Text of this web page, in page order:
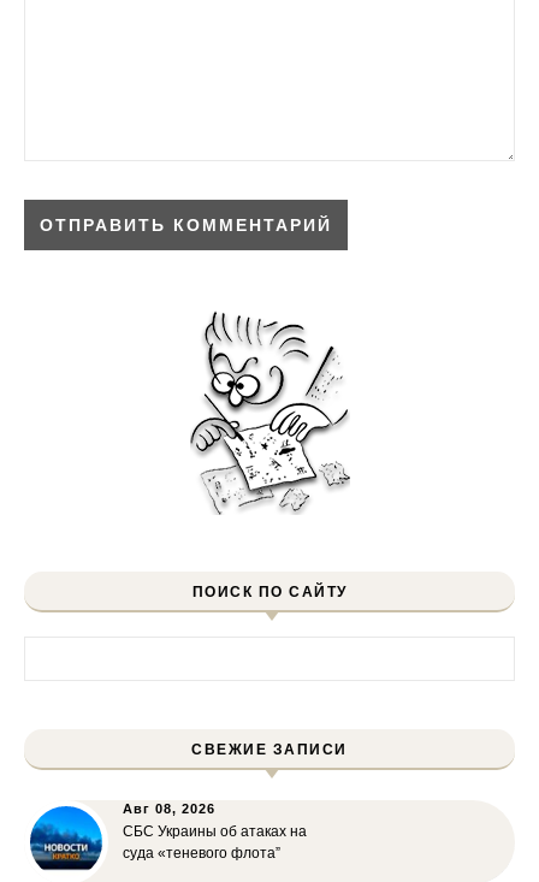
ПОИСК ПО САЙТУ
СВЕЖИЕ ЗАПИСИ
Авг 08, 2026
СБС Украины об атаках на
суда «теневого флота”